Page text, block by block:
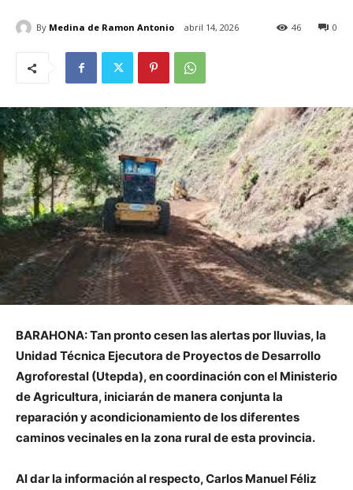
By Medina de Ramon Antonio abril 14, 2026 0
46
BARAHONA: Tan pronto cesen las alertas por lluvias, la
Unidad Técnica Ejecutora de Proyectos de Desarrollo
Agroforestal (Utepda), en coordinación con el Ministerio
de Agricultura, iniciarán de manera conjunta la
reparación y acondicionamiento de los diferentes
caminos vecinales en la zona rural de esta provincia.
Al dar la información al respecto, Carlos Manuel Féliz